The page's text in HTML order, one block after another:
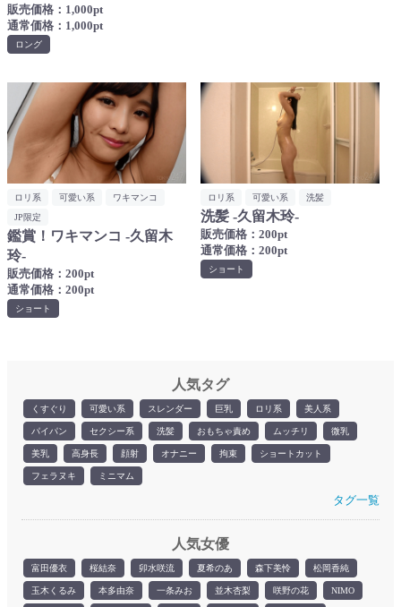
人気タグ
くすぐり 可愛い系 スレンダー 巨乳 ロリ系 美人系
パイパン セクシー系 洗髪 おもちゃ責め ムッチリ 微乳
美乳 高身長 顔射 オナニー 拘束 ショートカット
フェラヌキ ミニマム
タグ一覧
人気女優
富田優衣 桜結奈 卯水咲流 夏希のあ 森下美怜 松岡香純
玉木くるみ 本多由奈 一条みお 並木杏梨 咲野の花 NIMO
販売価格：1,000pt
通常価格：1,000pt
ロング
ロリ系 可愛い系
ワキマンコ
JP限定
鑑賞！ワキマンコ -久留木
玲-
販売価格：200pt
通常価格：200pt
ショート
ロリ系 可愛い系 洗髪
洗髪 -久留木玲-
販売価格：200pt
通常価格：200pt
ショート